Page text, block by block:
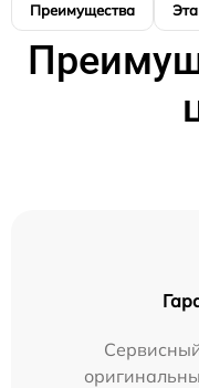
Преимущества